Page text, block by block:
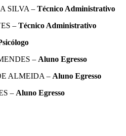
SILVA – Técnico Administrativo
– Técnico Administrativo
– Aluno Egresso
ALMEIDA – Aluno Egresso
– Aluno Egresso